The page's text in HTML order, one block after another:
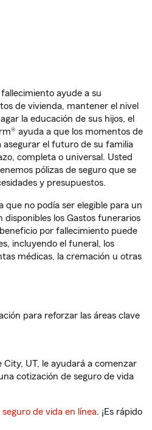
ayude a su
de vivienda, mantener el nivel
la educación de sus hijos, el
ayuda a que los momentos de
el futuro de su familia
completa o universal. Usted
pólizas de seguro que se
y presupuestos.
que no podía ser elegible para un
disponibles los Gastos funerarios
por fallecimiento puede
incluyendo el funeral, los
médicas, la cremación u otras
para reforzar las áreas clave
City, UT, le ayudará a comenzar
cotización de seguro de vida
de vida en línea. ¡Es rápido